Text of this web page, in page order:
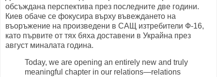
обсъждана перспектива през последните две години.
Киев обаче се фокусира върху въвеждането на
въоръжение на произведени в САЩ изтребители Ф-16,
като първите от тях бяха доставени в Украйна през
август миналата година.
Today, we are opening an entirely new and truly
meaningful chapter in our relations—relations